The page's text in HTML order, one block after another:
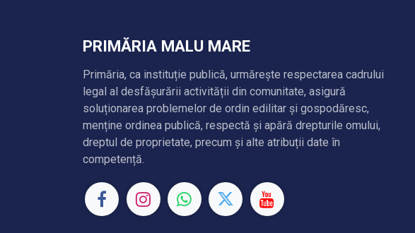
PRIMĂRIA MALU MARE
Primăria, ca instituție publică, urmărește respectarea cadrului
legal al desfășurării activității din comunitate, asigură
soluționarea problemelor de ordin edilitar și gospodăresc,
menține ordinea publică, respectă și apără drepturile omului,
dreptul de proprietate, precum și alte atribuții date în
competență.